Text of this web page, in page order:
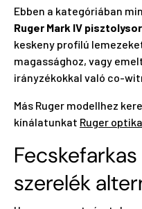
Ebben a kategóriában
Ruger Mark IV
keskeny profilú
magassághoz, vagy
irányzékokkal való co-
Más Ruger modellhez
kínálatunkat Ruger
szerelék